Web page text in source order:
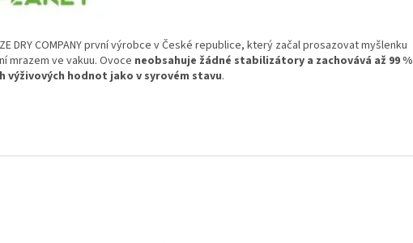
DRY COMPANY první výrobce v České republice, který začal prosazovat myšlenku
mrazem ve vakuu. Ovoce neobsahuje žádné stabilizátory a zachovává až 99 %
výživových hodnot jako v syrovém stavu.